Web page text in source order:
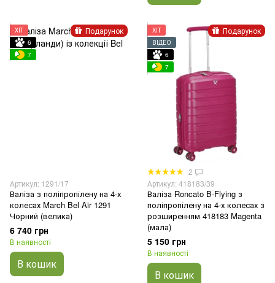
Подарунок
ХІТ
6
7
Артикул: 1291/17
Валіза з поліпропілену на 4-х
колесах March Bel Air 1291
Чорний (велика)
6 740 грн
В наявності
В кошик
Подарунок
ХІТ
ВІДЕО
6
7
2
Артикул: 418183/39
Валіза Roncato B-Flying з
поліпропілену на 4-х колесах з
розширенням 418183 Magenta
(мала)
5 150 грн
В наявності
В кошик